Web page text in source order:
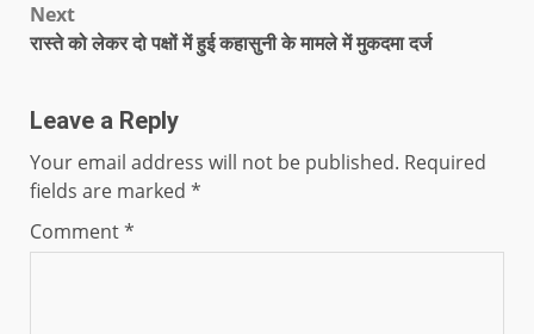
Next
रास्ते को लेकर दो पक्षों में हुई कहासुनी के मामले में मुकदमा दर्ज
Leave a Reply
Your email address will not be published. Required
fields are marked *
Comment*